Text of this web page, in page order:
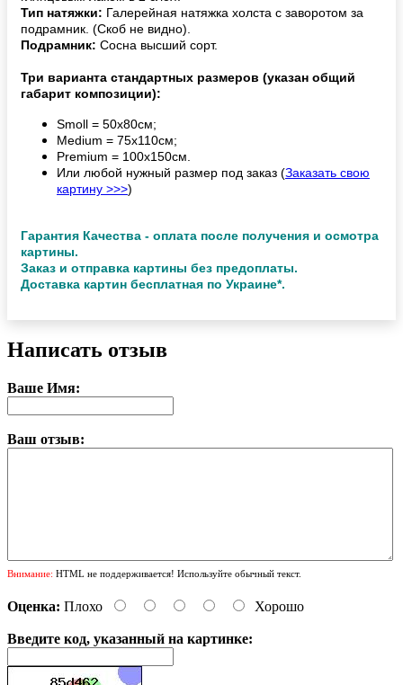
Тип натяжки: Галерейная натяжка холста с заворотом за
подрамник. (Скоб не видно).
Подрамник: Сосна высший сорт.
Три варианта стандартных размеров (указан общий
габарит композиции):
Smoll = 50х80см;
Medium = 75х110см;
Premium = 100х150см.
Или любой нужный размер под заказ (Заказать свою
картину >>>)
Гарантия Качества - оплата после получения и осмотра
картины.
Заказ и отправка картины без предоплаты.
Доставка картин бесплатная по Украине*.
Написать отзыв
Ваше Имя:
Ваш отзыв:
Внимание: HTML не поддерживается! Используйте обычный текст.
Оценка: Плохо Хорошо
Введите код, указанный на картинке: